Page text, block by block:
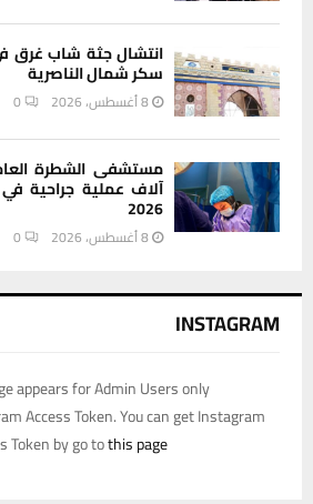
انتشال جثة شاب غرق
سكر شمال الناصرية
8 أغسطس، 2026 0
مستشفى الشطرة
آلاف عملية جراحية
2026
8 أغسطس، 2026 0
INSTAGRAM
appears for Admin Users only:
Access Token. You can get Instagram
Token by go tothis page